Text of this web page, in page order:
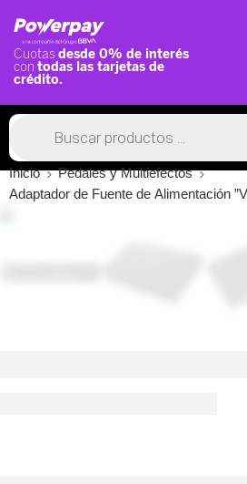
Inicio
Pedales y Multiefectos
Adaptador de Fuente de Alimentación